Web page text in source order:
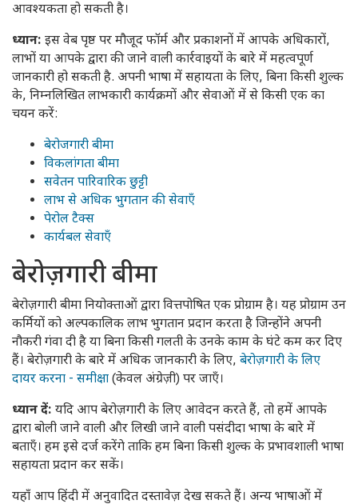
आवश्यकता हो सकती है।
ध्यान: इस वेब पृष्ठ पर मौजूद फॉर्म और प्रकाशनों में आपके अधिकारों,
लाभों या आपके द्वारा की जाने वाली कार्रवाइयों के बारे में महत्वपूर्ण
जानकारी हो सकती है. अपनी भाषा में सहायता के लिए, बिना किसी शुल्क
के, निम्नलिखित लाभकारी कार्यक्रमों और सेवाओं में से किसी एक का
चयन करें:
बेरोजगारी बीमा
विकलांगता बीमा
सवेतन पारिवारिक छुट्टी
लाभ से अधिक भुगतान की सेवाएँ
पेरोल टैक्स
कार्यबल सेवाएँ
बेरोज़गारी बीमा
बेरोज़गारी बीमा नियोक्ताओं द्वारा वित्तपोषित एक प्रोग्राम है। यह प्रोग्राम उन
कर्मियों को अल्पकालिक लाभ भुगतान प्रदान करता है जिन्होंने अपनी
नौकरी गंवा दी है या बिना किसी गलती के उनके काम के घंटे कम कर दिए
हैं। बेरोज़गारी के बारे में अधिक जानकारी के लिए, बेरोज़गारी के लिए
दायर करना - समीक्षा (केवल अंग्रेज़ी) पर जाएँ।
ध्यान दें: यदि आप बेरोज़गारी के लिए आवेदन करते हैं, तो हमें आपके
द्वारा बोली जाने वाली और लिखी जाने वाली पसंदीदा भाषा के बारे में
बताएँ। हम इसे दर्ज करेंगे ताकि हम बिना किसी शुल्क के प्रभावशाली भाषा
सहायता प्रदान कर सकें।
यहाँ आप हिंदी में अनुवादित दस्तावेज़ देख सकते हैं। अन्य भाषाओं में